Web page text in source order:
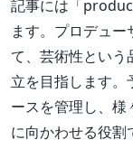
記事には「
ます。プロデュ
て、芸術性という
立を目指します。
ースを管理し、
に向かわせる役割